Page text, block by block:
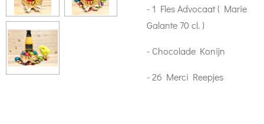
- 1 Fles Advocaat ( Marie
Galante 70 cl. )
- Chocolade Konijn
- 26 Merci Reepjes